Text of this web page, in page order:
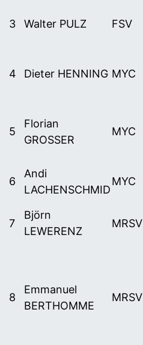
3 Walter PULZ FSV
4 Dieter HENNING MYC
5
Florian
GROSSER
MYC
6
Andi
LACHENSCHMID
MYC
7
Björn
LEWERENZ
MRSV
8
Emmanuel
BERTHOMME
MRSV